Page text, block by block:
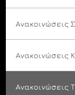
Ανακοινώσεις
Ανακοινώσεις
Ανακοινώσεις